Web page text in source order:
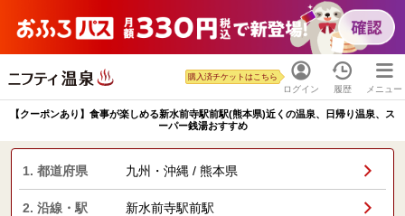
ログイン
購入済チケットはこちら
履歴 メニュー
【クーポンあり】食事が楽しめる新水前寺駅前駅(熊本県)近くの温泉、日帰り温泉、ス
ーパー銭湯おすすめ
1. 都道府県 九州・沖縄 / 熊本県
2. 沿線・駅 新水前寺駅前駅